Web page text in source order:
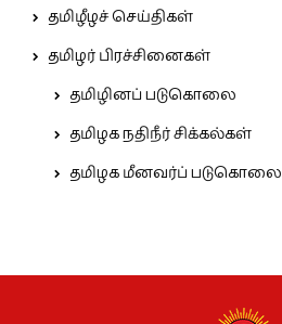
தமிழீழச் செய்திகள்
தமிழர் பிரச்சினைகள்
தமிழினப் படுகொலை
தமிழக நதிநீர் சிக்கல்கள்
தமிழக மீனவர்ப் படுகொலை